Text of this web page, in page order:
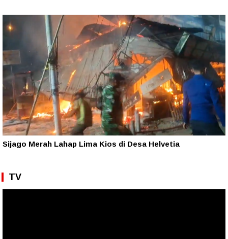
Sijago Merah Lahap Lima Kios di Desa Helvetia
TV